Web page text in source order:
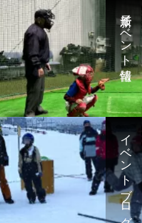
最新イベント情報
イベントブログ